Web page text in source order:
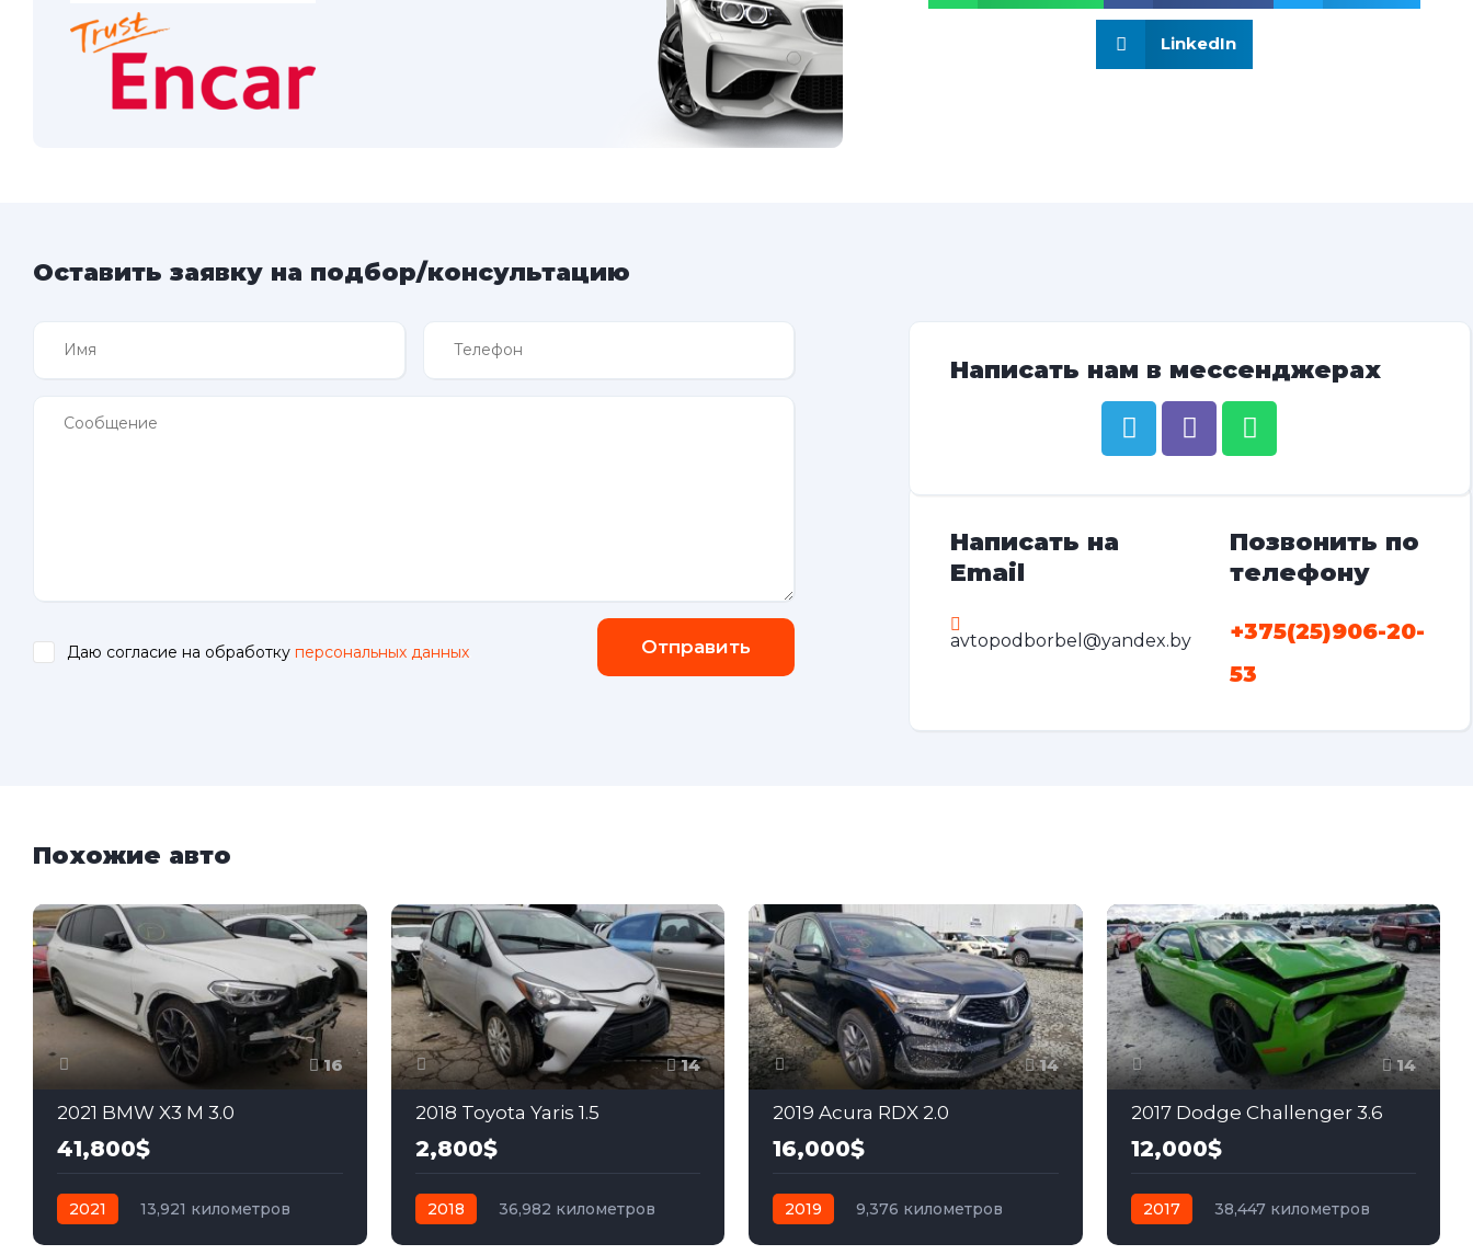
LinkedIn
Оставить заявку на подбор/консультацию
Даю согласие на обработку персональных данных Отправить
Написать нам в мессенджерах
Написать на
Email
avtopodborbel@yandex.by
Позвонить по
телефону
+375(25)906-20-
53
Похожие авто
16
2021 BMW X3 M 3.0
41,800$
2021
13,921 километров
14
2018 Toyota Yaris 1.5
2,800$
2018
36,982 километров
14
2019 Acura RDX 2.0
16,000$
2019
9,376 километров
14
2017 Dodge Challenger 3.6
12,000$
2017
38,447 километров